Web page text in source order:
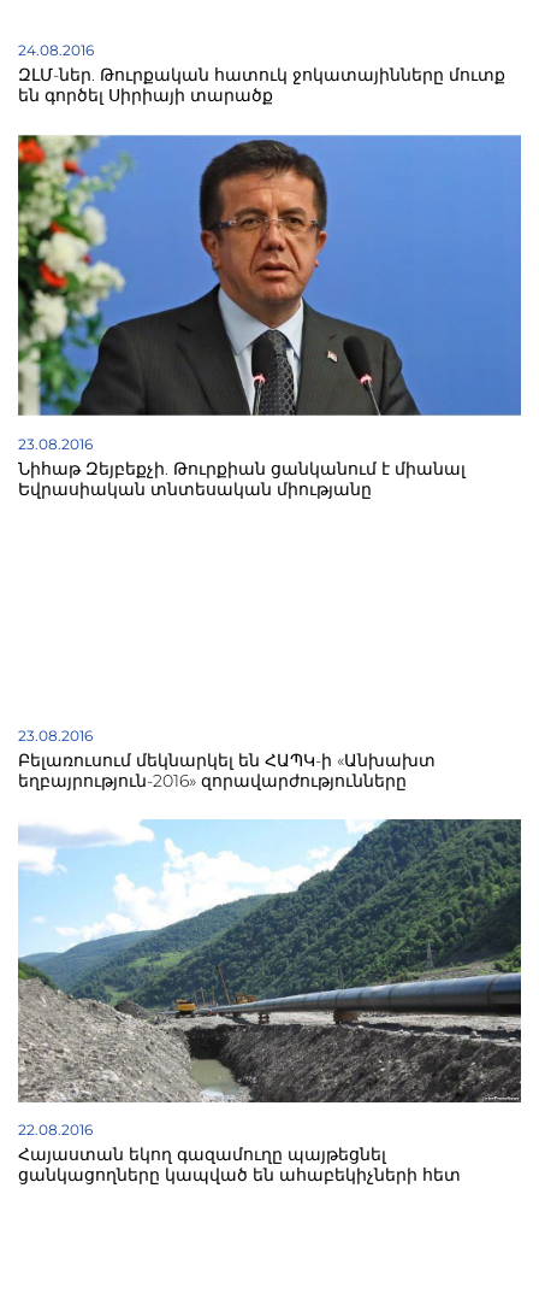
24.08.2016
ԶԼՄ-ներ. Թուրքական հատուկ ջոկատայինները մուտք
են գործել Սիրիայի տարածք
23.08.2016
Նիհաթ Զեյբեքչի. Թուրքիան ցանկանում է միանալ
Եվրասիական տնտեսական միությանը
23.08.2016
Բելառուսում մեկնարկել են ՀԱՊԿ-ի «Անխախտ
եղբայրություն-2016» զորավարժությունները
22.08.2016
Հայաստան եկող գազամուղը պայթեցնել
ցանկացողները կապված են ահաբեկիչների հետ